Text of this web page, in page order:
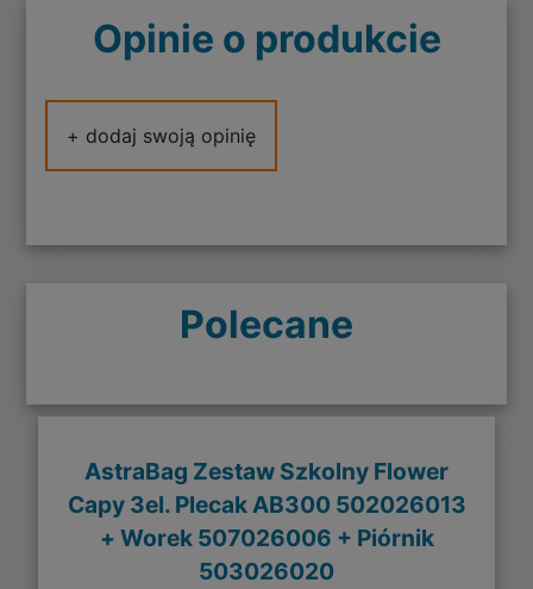
Opinie o produkcie
+ dodaj swoją opinię
Polecane
AstraBag Zestaw Szkolny Flower
Capy 3el. Plecak AB300 502026013
+ Worek 507026006 + Piórnik
503026020